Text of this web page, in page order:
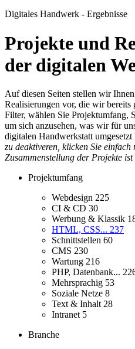
Digitales Handwerk - Ergebnisse
Projekte und
der digitalen
Auf diesen Seiten stellen wir
Realisierungen vor, die wir bereits
Filter, wählen Sie Projektumfang,
um sich anzusehen, was wir für
digitalen Handwerkstatt umgesetzt
zu deaktiveren, klicken Sie
Zusammenstellung der Projekte ist
Projektumfang
Webdesign 225
CI & CD 30
Werbung & Klassik
HTML, CSS... 237
Schnittstellen 60
CMS 230
Wartung 216
PHP, Datenbank...
Mehrsprachig 53
Soziale Netze 8
Text & Inhalt 28
Intranet 5
Branche